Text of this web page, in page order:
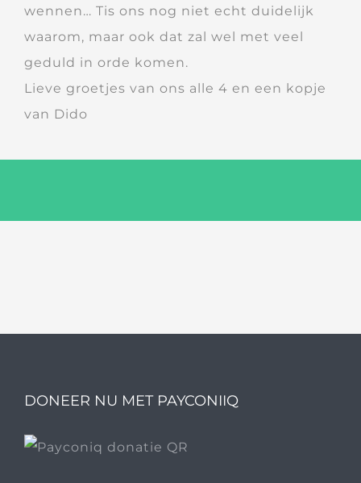
wennen… Tis ons nog niet echt duidelijk
waarom, maar ook dat zal wel met veel
geduld in orde komen.
Lieve groetjes van ons alle 4 en een kopje
van Dido
DONEER NU MET PAYCONIIQ